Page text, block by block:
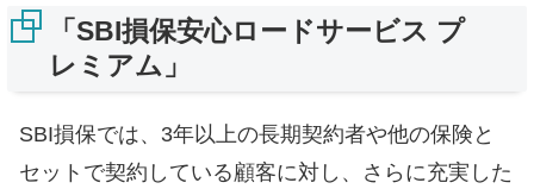
「SBI損保安心ロードサービス プ
レミアム」
SBI損保では、3年以上の長期契約者や他の保険と
セットで契約している顧客に対し、さらに充実した